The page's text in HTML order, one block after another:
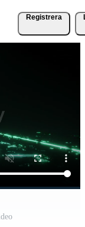
Registrera